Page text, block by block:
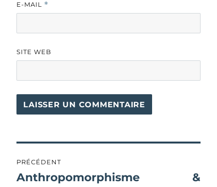
E-MAIL *
SITE WEB
de
PRÉCÉDENT
Publication
Anthropomorphisme &